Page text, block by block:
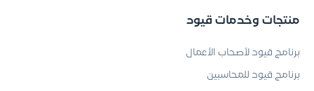
منتجات وخدمات قيود
برنامج قيود لأصحاب الأعمال
برنامج قيود للمحاسبين